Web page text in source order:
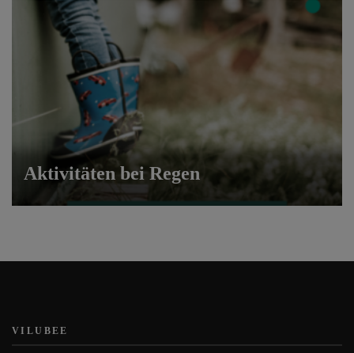
Aktivitäten bei Regen
VILUBEE